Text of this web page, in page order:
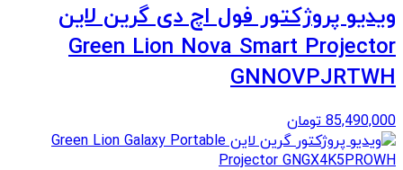
ویدیو پروژکتور فول اچ دی گرین لاین
Green Lion Nova Smart Projector
GNNOVPJRTWH
85,490,000 تومان